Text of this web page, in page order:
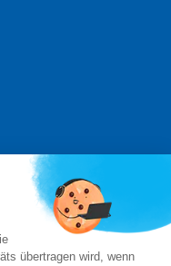
übertragen wird, wenn